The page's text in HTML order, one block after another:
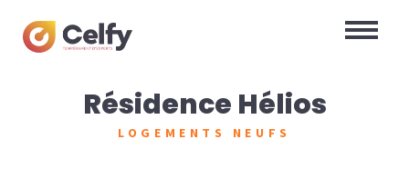
Résidence Hélios
LOGEMENTS NEUFS